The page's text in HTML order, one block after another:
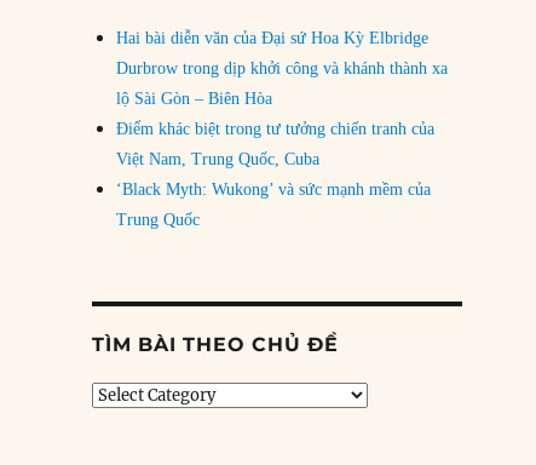
Hai bài diễn văn của Đại sứ Hoa Kỳ Elbridge
Durbrow trong dịp khởi công và khánh thành xa
lộ Sài Gòn – Biên Hòa
Điểm khác biệt trong tư tưởng chiến tranh của
Việt Nam, Trung Quốc, Cuba
‘Black Myth: Wukong’ và sức mạnh mềm của
Trung Quốc
TÌM BÀI THEO CHỦ ĐỀ
Tìm